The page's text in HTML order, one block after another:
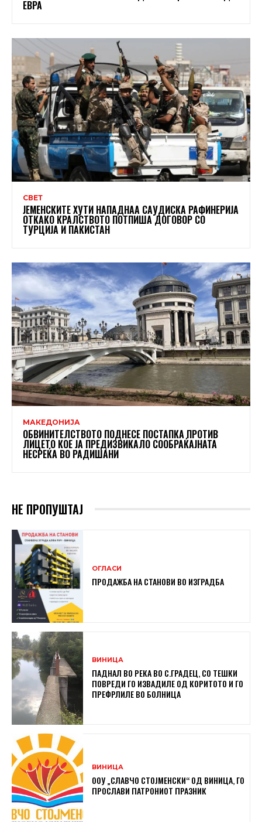
ЕВРА
СВЕТ
ЈЕМЕНСКИТЕ ХУТИ НАПАДНАА САУДИСКА РАФИНЕРИЈА
ОТКАКО КРАЛСТВОТО ПОТПИША ДОГОВОР СО
ТУРЦИЈА И ПАКИСТАН
МАКЕДОНИЈА
ОБВИНИТЕЛСТВОТО ПОДНЕСЕ ПОСТАПКА ПРОТИВ
ЛИЦЕТО КОЕ ЈА ПРЕДИЗВИКАЛО СООБРАЌАЈНАТА
НЕСРЕЌА ВО РАДИШАНИ
НЕ ПРОПУШТАЈ
ОГЛАСИ
ПРОДАЖБА НА СТАНОВИ ВО ИЗГРАДБА
ВИНИЦА
ПАДНАЛ ВО РЕКА ВО С.ГРАДЕЦ, СО ТЕШКИ
ПОВРЕДИ ГО ИЗВАДИЛЕ ОД КОРИТОТО И ГО
ПРЕФРЛИЛЕ ВО БОЛНИЦА
ВИНИЦА
ООУ „СЛАВЧО СТОЈМЕНСКИ“ ОД ВИНИЦА, ГО
ПРОСЛАВИ ПАТРОНИОТ ПРАЗНИК